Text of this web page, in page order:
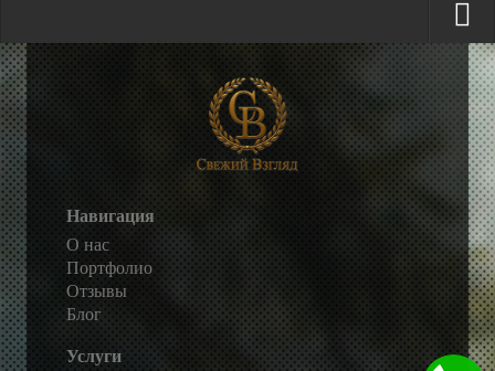
Навигация
О нас
Портфолио
Отзывы
Блог
Услуги